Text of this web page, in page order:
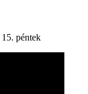
péntek